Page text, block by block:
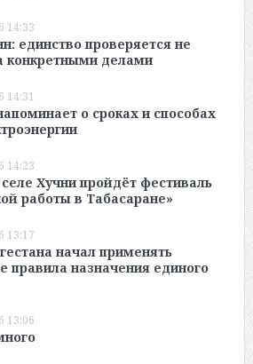
14:33
единство проверяется не
конкретными делами
14:31
о сроках и способах
14:23
селе Хучни пройдёт фестиваль
работы в Табасаране»
13:17
начал применять
правила назначения единого
13:06